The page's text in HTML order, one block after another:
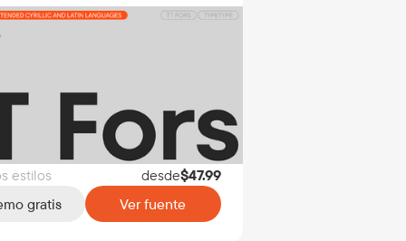
estilos desde$47.99
gratis
Ver fuente